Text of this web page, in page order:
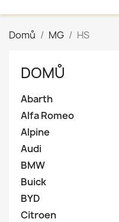
Domů MG HS
DOMŮ
Abarth
Alfa Romeo
Alpine
Audi
BMW
Buick
BYD
Citroen